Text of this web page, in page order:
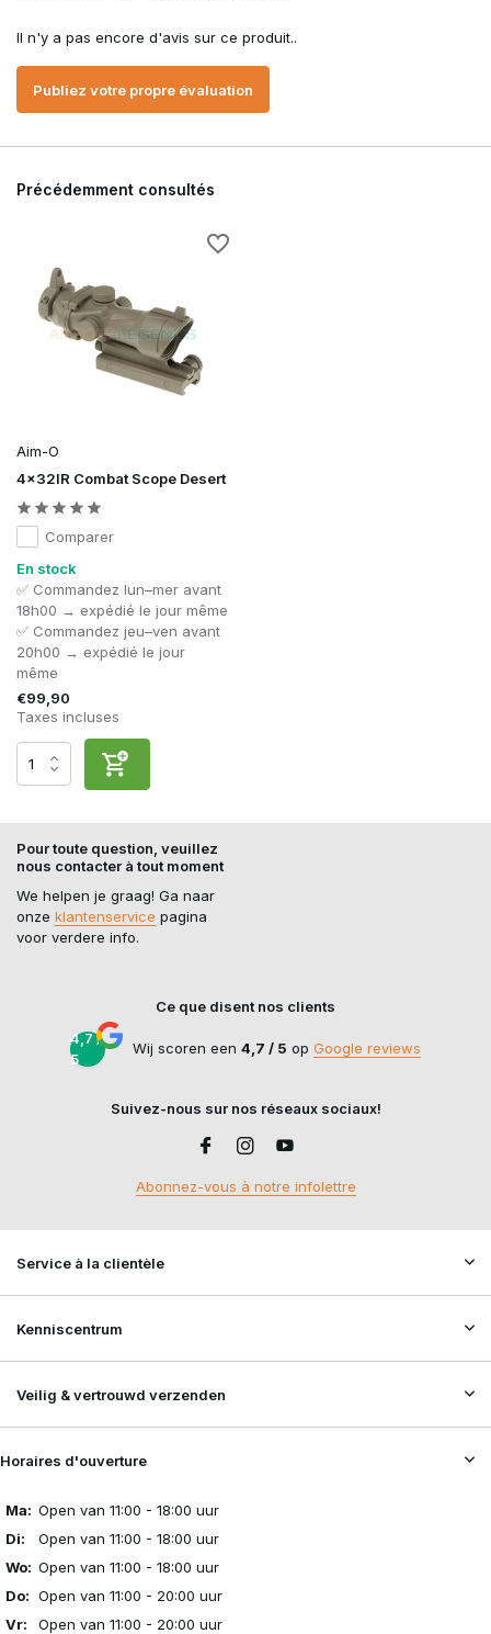
Il n'y a pas encore d'avis sur ce produit..
Publiez votre propre évaluation
Précédemment consultés
Aim-O
4x32IR Combat Scope Desert
Comparer
En stock
✅ Commandez lun–mer avant
18h00 → expédié le jour même
✅ Commandez jeu–ven avant
20h00 → expédié le jour
même
€99,90
Taxes incluses
Pour toute question, veuillez
nous contacter à tout moment
We helpen je graag! Ga naar
onze klantenservice pagina
voor verdere info.
Ce que disent nos clients
4,7 /
5
Wij scoren een 4,7 / 5 op Google reviews
Suivez-nous sur nos réseaux sociaux!
Abonnez-vous à notre infolettre
Service à la clientèle
Kenniscentrum
Veilig & vertrouwd verzenden
Horaires d'ouverture
Ma: Open van 11:00 - 18:00 uur
Di:
Open van 11:00 - 18:00 uur
Wo: Open van 11:00 - 18:00 uur
Do: Open van 11:00 - 20:00 uur
Vr:
Open van 11:00 - 20:00 uur